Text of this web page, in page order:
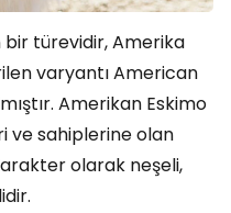
bir türevidir, Amerika
varyantı American
Amerikan Eskimo
ve sahiplerine olan
olarak neşeli,